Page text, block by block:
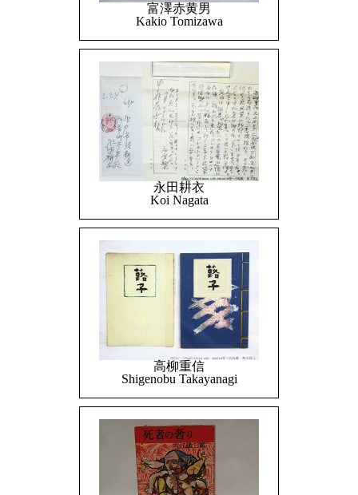
富澤赤黄男
Kakio Tomizawa
永田耕衣
Koi Nagata
高柳重信
Shigenobu Takayanagi